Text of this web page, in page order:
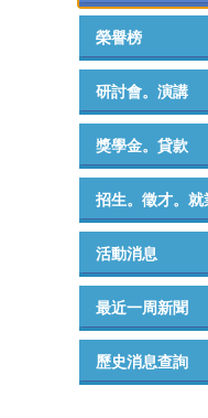
榮譽榜
研討會。演講
獎學金。貸款
招生。徵才。就
活動消息
最近一周新聞
歷史消息查詢